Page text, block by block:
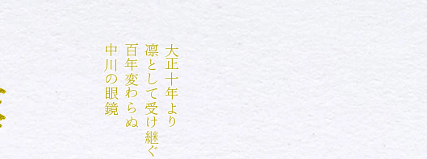
大正十年より
凛として受け継ぐ
百年変わらぬ
中川の眼鏡